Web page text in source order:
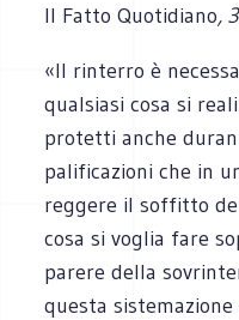
Il Fatto Quotidiano,
«Il rinterro è
qualsiasi cosa si
protetti anche
palificazioni che in
reggere il soffitto
cosa si voglia fare
parere della
questa sistemazione